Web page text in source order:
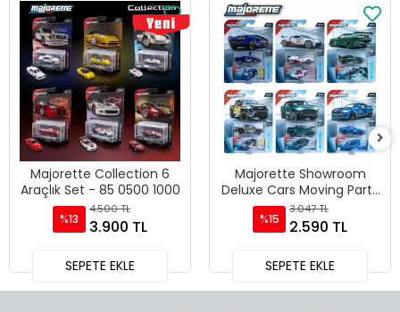
Majorette Collection 6
Araçlık Set - 85 0500 1000
%13
4.500 TL
3.900 TL
SEPETE EKLE
Majorette Showroom
Deluxe Cars Moving Parts
6 Araçlık Set - Pur Sport
%15
3.047 TL
2.590 TL
SEPETE EKLE